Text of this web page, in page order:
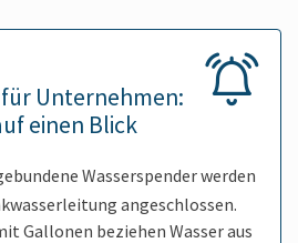
Unternehmen:
einen Blick
Wasserspender werden
angeschlossen.
Gallonen beziehen Wasser aus